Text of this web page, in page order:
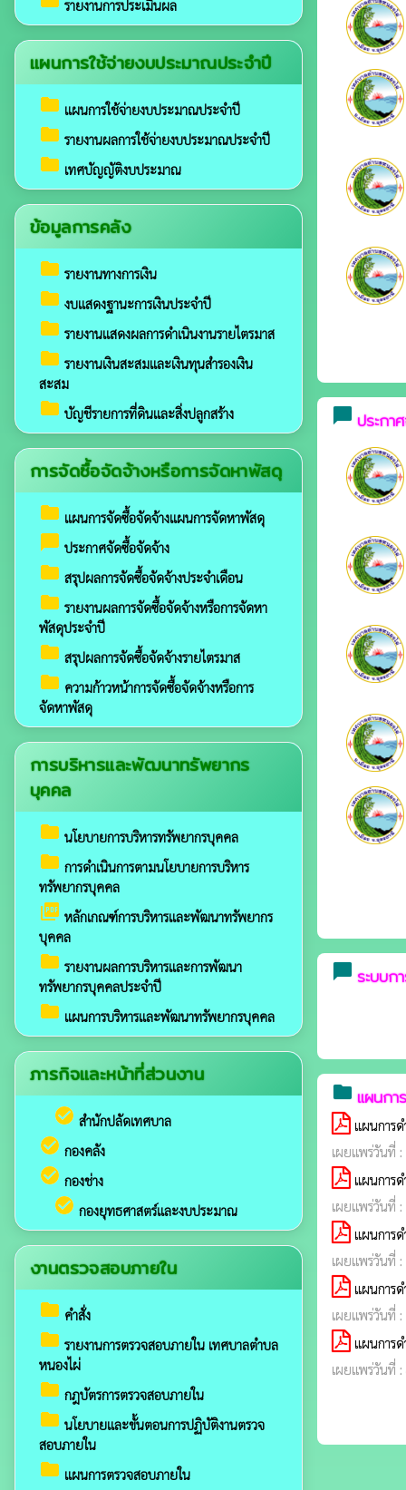
รายงานการประเมินผล
แผนการใช้จ่ายงบประมาณประจำปี
folder แผนการใช้จ่ายงบประมาณประจำปี
folder รายงานผลการใช้จ่ายงบประมาณประจำปี
folder เทศบัญญัติงบประมาณ
ข้อมูลการคลัง
folder รายงานทางการเงิน
folder งบแสดงฐานะการเงินประจำปี
folder รายงานแสดงผลการดำเนินงานรายไตรมาส
folder รายงานเงินสะสมและเงินทุนสำรองเงิน
สะสม
folder บัญชีรายการที่ดินและสิ่งปลูกสร้าง
การจัดซื้อจัดจ้างหรือการจัดหาพัสดุ
folder แผนการจัดซื้อจัดจ้างแผนการจัดหาพัสดุ
chat_bubble ประกาศจัดซื้อจัดจ้าง
folder สรุปผลการจัดซื้อจัดจ้างประจำเดือน
folder รายงานผลการจัดซื้อจัดจ้างหรือการจัดหา
พัสดุประจำปี
folder สรุปผลการจัดซื้อจัดจ้างรายไตรมาส
folder ความก้าวหน้าการจัดซื้อจัดจ้างหรือการ
จัดหาพัสดุ
การบริหารและพัฒนาทรัพยากร
บุคคล
folder นโยบายการบริหารทรัพยากรบุคคล
folder การดำเนินการตามนโยบายการบริหาร
ทรัพยากรบุคคล
picture_as_pdf หลักเกณฑ์การบริหารและพัฒนาทรัพยากร
บุคคล
folder รายงานผลการบริหารและการพัฒนา
ทรัพยากรบุคคลประจำปี
folder แผนการบริหารและพัฒนาทรัพยากรบุคคล
ภารกิจและหน้าที่ส่วนงาน
check_circle สำนักปลัดเทศบาล
check_circle กองคลัง
check_circle กองช่าง
check_circle กองยุทธศาสตร์และงบประมาณ
งานตรวจสอบภายใน
folder คำสั่ง
folder รายงานการตรวจสอบภายใน เทศบาลตำบล
หนองไผ่
folder กฎบัตรการตรวจสอบภายใน
folder นโยบายและขั้นตอนการปฏิบัติงานตรวจ
สอบภายใน
folder แผนการตรวจสอบภายใน
chat_bubble ประกา
chat_bubble ระบบ
folder แผนกา
แผนการ
เผยแพร่วันที่
แผนการ
เผยแพร่วันที่
แผนการ
เผยแพร่วันที่
แผนการ
เผยแพร่วันที่
แผนการ
เผยแพร่วันที่